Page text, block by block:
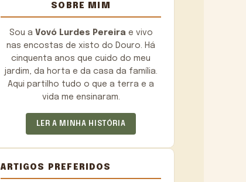
SOBRE MIM
Sou a Vovó Lurdes Pereirae vivo
nas encostas de xisto do Douro. Há
cinquenta anos que cuido do meu
jardim, da horta e da casa da família.
Aqui partilho tudo o que a terra e a
vida me ensinaram.
LER A MINHA HISTÓRIA
ARTIGOS PREFERIDOS